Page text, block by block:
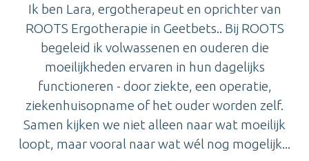
Ik ben Lara, ergotherapeut en oprichter van
ROOTS Ergotherapie in Geetbets.. Bij ROOTS
begeleid ik volwassenen en ouderen die
moeilijkheden ervaren in hun dagelijks
functioneren - door ziekte, een operatie,
ziekenhuisopname of het ouder worden zelf.
Samen kijken we niet alleen naar wat moeilijk
loopt, maar vooral naar wat wél nog mogelijk...